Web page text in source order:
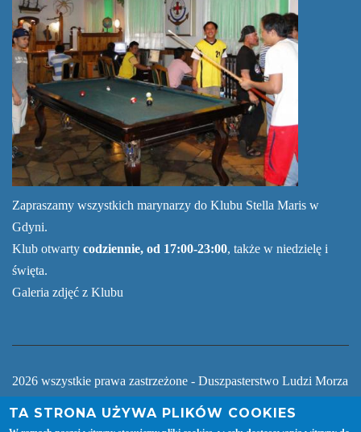
Zapraszamy wszystkich marynarzy do Klubu Stella Maris w
Gdyni.
Klub otwarty codziennie, od 17:00-23:00, także w niedzielę i
święta.
Galeria zdjęć z Klubu
2026 wszystkie prawa zastrzeżone - Duszpasterstwo Ludzi Morza
Centrum Stella Maris Gdynia
TA STRONA UŻYWA PLIKÓW COOKIES